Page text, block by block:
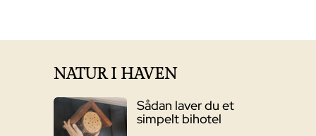
NATUR I HAVEN
Sådan laver du et
simpelt bihotel